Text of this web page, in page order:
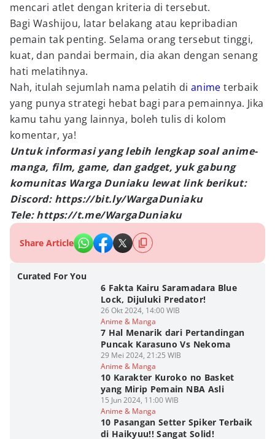
mencari atlet dengan kriteria di tersebut.
Bagi Washijou, latar belakang atau kepribadian
pemain tak penting. Selama orang tersebut tinggi,
kuat, dan pandai bermain, dia akan dengan senang
hati melatihnya.
Nah, itulah sejumlah nama pelatih di anime terbaik
yang punya strategi hebat bagi para pemainnya. Jika
kamu tahu yang lainnya, boleh tulis di kolom
komentar, ya!
Untuk informasi yang lebih lengkap soal anime-
manga, film, game, dan gadget, yuk gabung
komunitas Warga Duniaku lewat link berikut:
Discord: https://bit.ly/WargaDuniaku
Tele: https://t.me/WargaDuniaku
Share Article
Curated For You
6 Fakta Kairu Saramadara Blue
Lock, Dijuluki Predator!
26 Okt 2024, 14:00 WIB
Anime & Manga
7 Hal Menarik dari Pertandingan
Puncak Karasuno Vs Nekoma
29 Mei 2024, 21:25 WIB
Anime & Manga
10 Karakter Kuroko no Basket
yang Mirip Pemain NBA Asli
15 Jun 2024, 11:00 WIB
Anime & Manga
10 Pasangan Setter Spiker Terbaik
di Haikyuu!! Sangat Solid!